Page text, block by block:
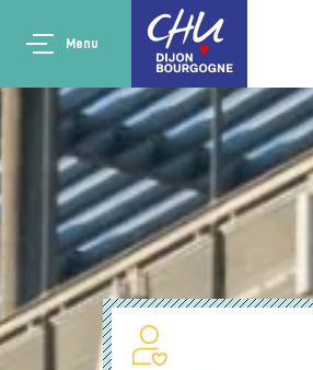
Aller au contenu principal
Main navigation
Menu
Panneau de gestion des cookies